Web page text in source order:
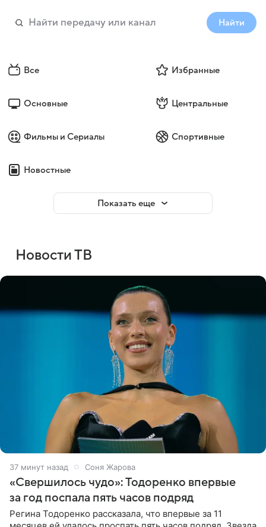
Найти
Все Избранные
Основные Центральные
Фильмы и Сериалы Спортивные
Новостные
Показать еще
Новости ТВ
37 минут назад Соня Жарова
«Свершилось чудо»: Тодоренко впервые
за год поспала пять часов подряд
Регина Тодоренко рассказала, что впервые за 11